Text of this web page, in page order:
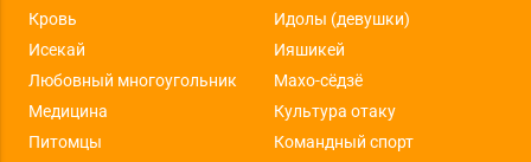
Кровь
Идолы (девушки)
Исекай
Ияшикей
Любовный многоугольник
Махо-сёдзё
Медицина
Культура отаку
Питомцы
Командный спорт